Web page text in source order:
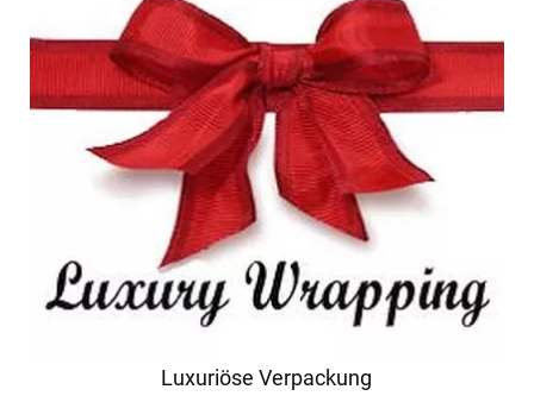
Luxuriöse Verpackung